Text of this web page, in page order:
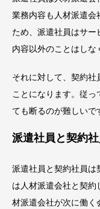
業務内容も人材派遣会
ため、派遣社員はサー
内容以外のことはしな
それに対して、契約社
ことになります。従
ても断るのが難しいで
派遣社員と契約
派遣社員と契約社員は
は人材派遣会社と契約
材派遣会社が次に働く